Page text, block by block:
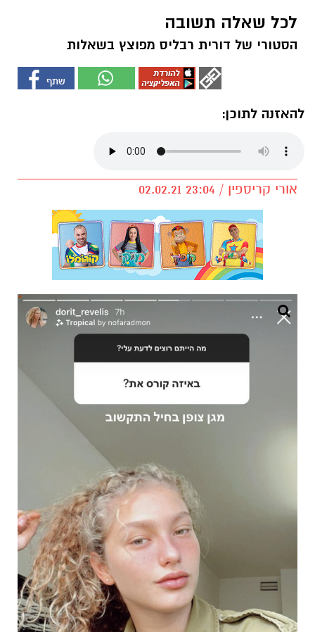
לכל שאלה תשובה
הסטורי של דורית רבליס מפוצץ בשאלות
להאזנה לתוכן:
אורי קריספין / 23:04 02.02.21